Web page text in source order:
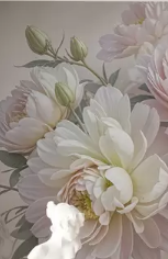
Стандарт
831499грн /м²
Преміум
1066640грн/м²
Преміум Вініл